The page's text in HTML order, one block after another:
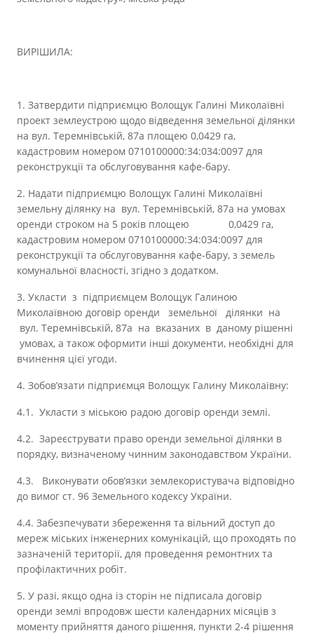
ВИРІШИЛА:
1. Затвердити підприємцю Волощук Галині Миколаївні
проект землеустрою щодо відведення земельної ділянки
на вул. Теремнівській, 87а площею 0,0429 га,
кадастровим номером 0710100000:34:034:0097 для
реконструкції та обслуговування кафе-бару.
2. Надати підприємцю Волощук Галині Миколаївні
земельну ділянку на вул. Теремнівській, 87а на умовах
оренди строком на 5 років площею 0,0429 га,
кадастровим номером 0710100000:34:034:0097 для
реконструкції та обслуговування кафе-бару, з земель
комунальної власності, згідно з додатком.
3. Укласти з підприємцем Волощук Галиною
Миколаївною договір оренди земельної ділянки на
вул. Теремнівській, 87а на вказаних в даному рішенні
умовах, а також оформити інші документи, необхідні для
вчинення цієї угоди.
4. Зобов’язати підприємця Волощук Галину Миколаївну:
4.1. Укласти з міською радою договір оренди землі.
4.2. Зареєструвати право оренди земельної ділянки в
порядку, визначеному чинним законодавством України.
4.3. Виконувати обов’язки землекористувача відповідно
до вимог ст. 96 Земельного кодексу України.
4.4. Забезпечувати збереження та вільний доступ до
мереж міських інженерних комунікацій, що проходять по
зазначеній території, для проведення ремонтних та
профілактичних робіт.
5. У разі, якщо одна із сторін не підписала договір
оренди землі впродовж шести календарних місяців з
моменту прийняття даного рішення, пункти 2-4 рішення